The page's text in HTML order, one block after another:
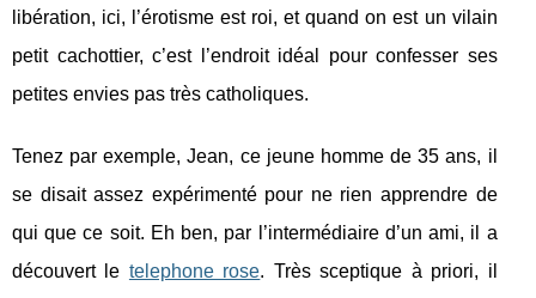
libération, ici, l’érotisme est roi, et quand on est un vilain
petit cachottier, c’est l’endroit idéal pour confesser ses
petites envies pas très catholiques.
Tenez par exemple, Jean, ce jeune homme de 35 ans, il
se disait assez expérimenté pour ne rien apprendre de
qui que ce soit. Eh ben, par l’intermédiaire d’un ami, il a
découvert le telephone rose. Très sceptique à priori, il